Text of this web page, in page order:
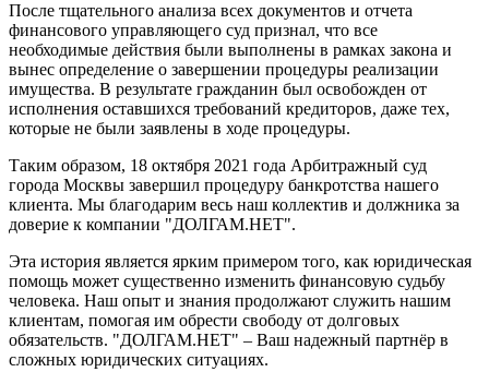
После тщательного анализа всех документов и отчета
финансового управляющего суд признал, что все
необходимые действия были выполнены в рамках закона и
вынес определение о завершении процедуры реализации
имущества. В результате гражданин был освобожден от
исполнения оставшихся требований кредиторов, даже тех,
которые не были заявлены в ходе процедуры.
Таким образом, 18 октября 2021 года Арбитражный суд
города Москвы завершил процедуру банкротства нашего
клиента. Мы благодарим весь наш коллектив и должника за
доверие к компании "ДОЛГАМ.НЕТ".
Эта история является ярким примером того, как юридическая
помощь может существенно изменить финансовую судьбу
человека. Наш опыт и знания продолжают служить нашим
клиентам, помогая им обрести свободу от долговых
обязательств. "ДОЛГАМ.НЕТ" – Ваш надежный партнёр в
сложных юридических ситуациях.